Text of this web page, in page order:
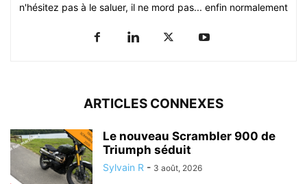
n'hésitez pas à le saluer, il ne mord pas... enfin normalement
ARTICLES CONNEXES
Le nouveau Scrambler 900 de
Triumph séduit
Sylvain R - 3 août, 2026